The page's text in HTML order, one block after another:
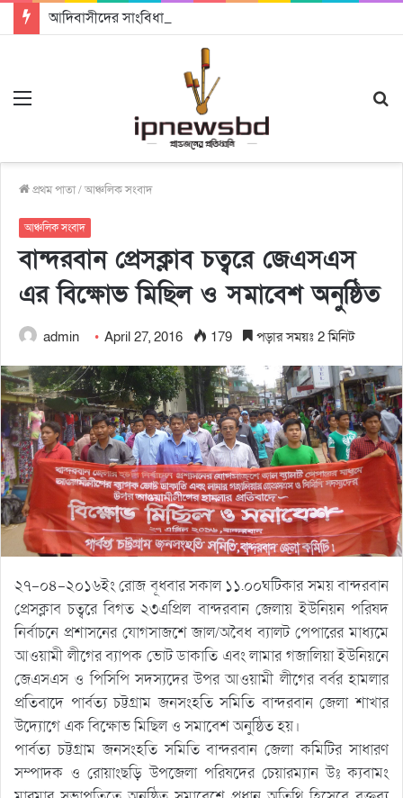
প্রথম পাতা/আঞ্চলিক সংবাদ
আঞ্চলিক সংবাদ
বান্দরবান প্রেসক্লাব চত্বরে জেএসএস
এর বিক্ষোভ মিছিল ও সমাবেশ অনুষ্ঠিত
admin April 27, 2016 179 পড়ার সময়ঃ 2 মিনিট
২৭-০৪-২০১৬ইং রোজ বূধবার সকাল ১১.০০ঘটিকার সময় বান্দরবান
প্রেসক্লাব চত্বরে বিগত ২৩এপ্রিল বান্দরবান জেলায় ইউনিয়ন পরিষদ
নির্বাচনে প্রশাসনের যোগসাজশে জাল/অবৈধ ব্যালট পেপারের মাধ্যমে
আওয়ামী লীগের ব্যাপক ভোট ডাকাতি এবং লামার গজালিয়া ইউনিয়নে
জেএসএস ও পিসিপি সদস্যদের উপর আওয়ামী লীগের বর্বর হামলার
প্রতিবাদে পার্বত্য চট্টগ্রাম জনসংহতি সমিতি বান্দরবান জেলা শাখার
উদ্যোগে এক বিক্ষোভ মিছিল ও সমাবেশ অনুষ্ঠিত হয়।
পার্বত্য চট্টগ্রাম জনসংহতি সমিতি বান্দরবান জেলা কমিটির সাধারণ
সম্পাদক ও রোয়াংছড়ি উপজেলা পরিষদের চেয়ারম্যান উঃ ক্যবামং